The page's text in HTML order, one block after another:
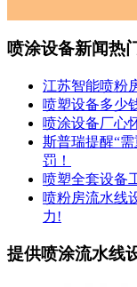
喷涂设备新闻热
江苏智能喷粉
喷塑设备多少
喷涂设备厂心
斯普瑞提醒“
罚！
喷塑全套设备
喷粉房流水线
力!
提供喷涂流水线